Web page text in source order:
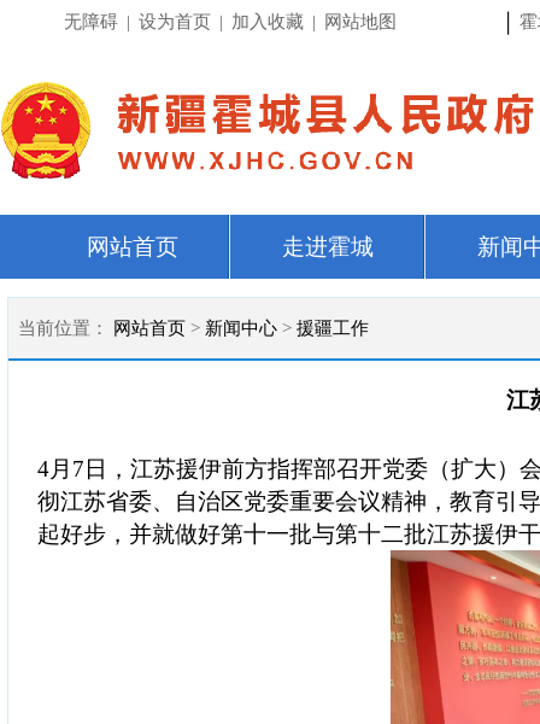
无障碍 | 设为首页 | 加入收藏 | 网站地图
网站首页 走进霍城 新闻
当前位置： 网站首页 > 新闻中心 > 援疆工作
江
4月7日，江苏援伊前方指挥部召开党委（扩大）
彻江苏省委、自治区党委重要会议精神，教育引
起好步，并就做好第十一批与第十二批江苏援伊